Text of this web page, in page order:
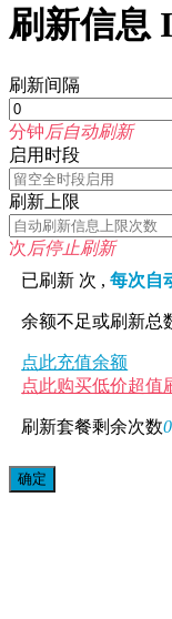
刷新信息
刷新间隔
分钟 后自动刷新
启用时段
刷新上限
次 后停止刷新
已刷新 次 ,每次自
余额不足或刷新总
点此充值余额
点此购买低价超值
刷新套餐剩余次数0